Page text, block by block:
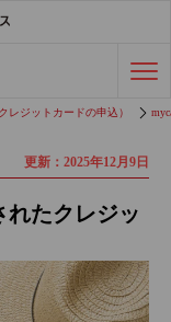
レジットカードの申込）
更新：2025年12月9日
れたクレジッ